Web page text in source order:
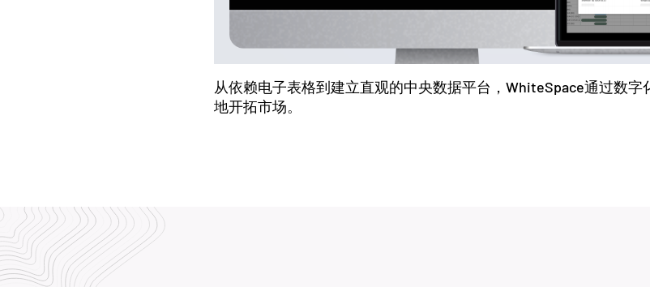
从依赖电子表格到建立直观的中央数据平台，WhiteSpace通过数
地开拓市场。